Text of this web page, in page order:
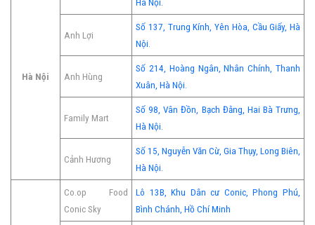
Hà Nội
Hà Nội.
Anh Lợi
Số 137, Trung Kính, Yên Hòa, Cầu Giấy, Hà
Nội.
Anh Hùng
Số 214, Hoàng Ngân, Nhân Chính, Thanh
Xuân, Hà Nội.
Family Mart
Số 98, Vân Đồn, Bạch Đằng, Hai Bà Trưng,
Hà Nội.
Cảnh Hương
Số 15, Nguyễn Văn Cừ, Gia Thụy, Long Biên,
Hà Nội.
Co.op Food
Conic Sky
Lô 13B, Khu Dân cư Conic, Phong Phú,
Bình Chánh, Hồ Chí Minh